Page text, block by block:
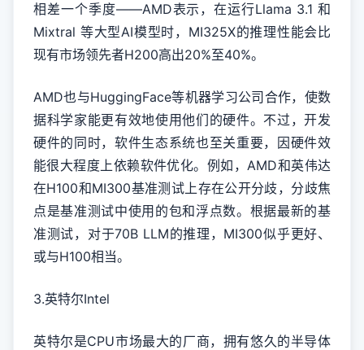
相差一个季度——AMD表示，在运行Llama 3.1 和
Mixtral 等大型AI模型时，MI325X的推理性能会比
现有市场领先者H200高出20%至40%。
AMD也与HuggingFace等机器学习公司合作，使数
据科学家能更有效地使用他们的硬件。不过，开发
硬件的同时，软件生态系统也至关重要，因硬件效
能很大程度上依赖软件优化。例如，AMD和英伟达
在H100和MI300基准测试上存在公开分歧，分歧焦
点是基准测试中使用的包和浮点数。根据最新的基
准测试，对于70B LLM的推理，MI300似乎更好、
或与H100相当。
3.英特尔Intel
英特尔是CPU市场最大的厂商，拥有悠久的半导体